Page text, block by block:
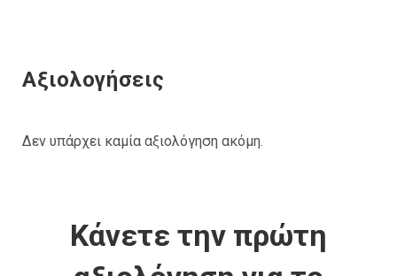
Αξιολογήσεις
Δεν υπάρχει καμία αξιολόγηση ακόμη.
Κάνετε την πρώτη